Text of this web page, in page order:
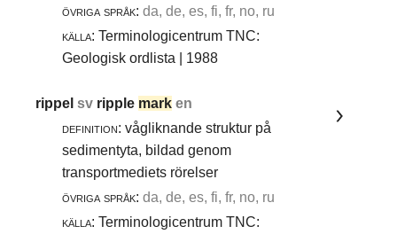
övriga språk: da, de, es, fi, fr, no, ru
källa: Terminologicentrum TNC:
Geologisk ordlista | 1988
rippelsv ripple mark en
definition: vågliknande struktur på
sedimentyta, bildad genom
transportmediets rörelser
övriga språk: da, de, es, fi, fr, no, ru
källa: Terminologicentrum TNC: